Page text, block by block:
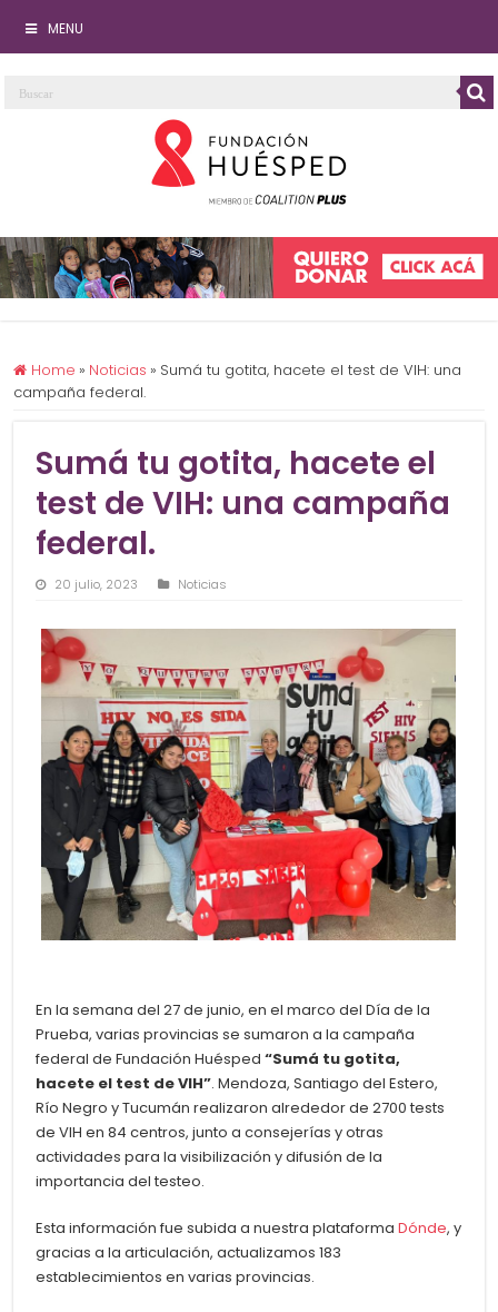
MENU
Home » Noticias » Sumá tu gotita, hacete el test de VIH: una
campaña federal.
Sumá tu gotita, hacete el
test de VIH: una campaña
federal.
20 julio, 2023 Noticias
En la semana del 27 de junio, en el marco del Día de la
Prueba, varias provincias se sumaron a la campaña
federal de Fundación Huésped “Sumá tu gotita,
hacete el test de VIH”. Mendoza, Santiago del Estero,
Río Negro y Tucumán realizaron alrededor de 2700 tests
de VIH en 84 centros, junto a consejerías y otras
actividades para la visibilización y difusión de la
importancia del testeo.
Esta información fue subida a nuestra plataformaDónde, y
gracias a la articulación, actualizamos 183
establecimientos en varias provincias.